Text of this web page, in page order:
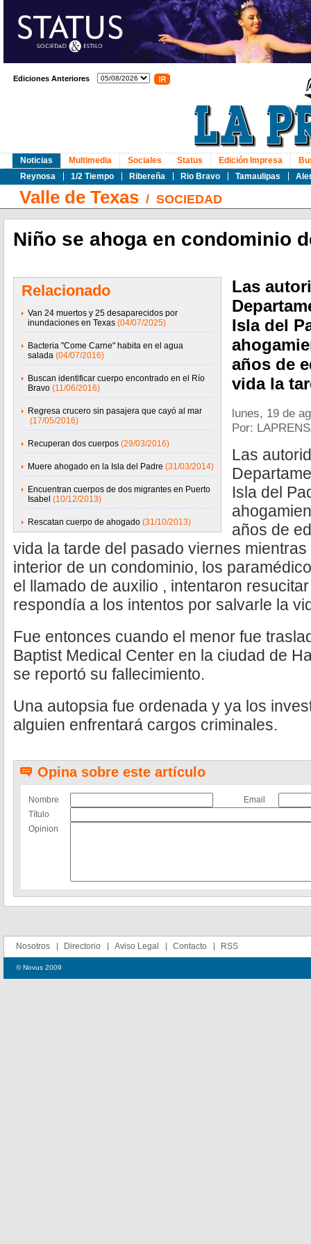
Ediciones Anteriores
Noticias
Reynosa
1/2 Tiempo Ribereña Rio Bravo Tamaulipas
Multimedia Sociales Status Edición Impresa
Valle de Texas / SOCIEDAD
Niño se ahoga en condominio
Relacionado
Van 24 muertos y 25 desaparecidos por
inundaciones en Texas (04/07/2025)
Bacteria "Come Carne" habita en el agua
salada (04/07/2016)
Buscan identificar cuerpo encontrado en el Río
Bravo (11/06/2016)
Regresa crucero sin pasajera que cayó al mar
(17/05/2016)
Recuperan dos cuerpos (29/03/2016)
Muere ahogado en la Isla del Padre (31/03/2014)
Encuentran cuerpos de dos migrantes en Puerto
Isabel (10/12/2013)
Rescatan cuerpo de ahogado (31/10/2013)
Las
Isla del
años de
vida la
lunes, 19 de
Por:
Las
Isla del
años de
vida la tarde del pasado viernes
interior de un condominio, los
el llamado de auxilio , intentaron
respondía a los intentos por salvarle la
Fue entonces cuando el menor fue
Baptist Medical Center en la ciudad de
se reportó su fallecimiento.
Una autopsia fue ordenada y ya los
alguien enfrentará cargos criminales.
Opina sobre este artículo
Nombre
Email
Título
Opinion
Nosotros Directorio Aviso Legal Contacto RSS
© Novus 2009